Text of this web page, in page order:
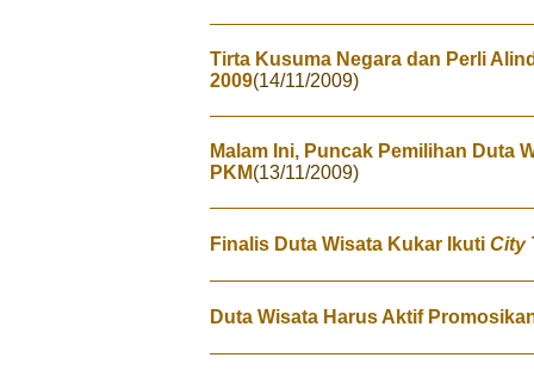
Tirta Kusuma Negara dan Perli
2009(14/11/2009)
Malam Ini, Puncak Pemilihan Duta
PKM(13/11/2009)
Finalis Duta Wisata Kukar Ikuti City
Duta Wisata Harus Aktif